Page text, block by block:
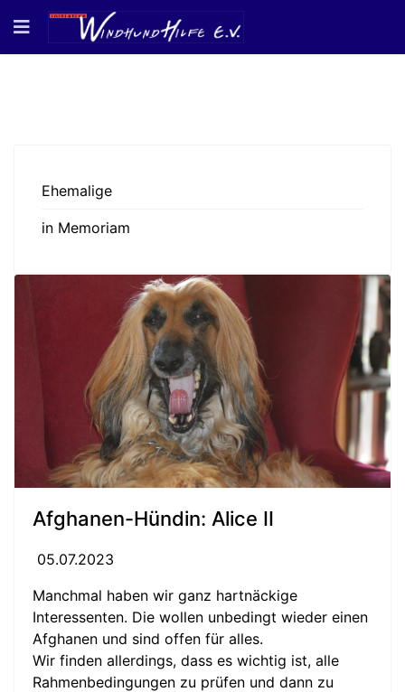
Ehemalige
in Memoriam
Afghanen-Hündin: Alice II
05.07.2023
Manchmal haben wir ganz hartnäckige
Interessenten. Die wollen unbedingt wieder einen
Afghanen und sind offen für alles.
Wir finden allerdings, dass es wichtig ist, alle
Rahmenbedingungen zu prüfen und dann zu